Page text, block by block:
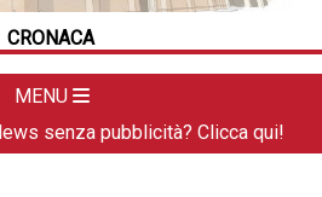
CRONACA
MENU
DAL TERRITORIO
APPUNTAMENTI
senza pubblicità? Clicca qui!